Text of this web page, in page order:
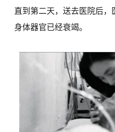
直到第二天，送去医院后，
身体器官已经衰竭。